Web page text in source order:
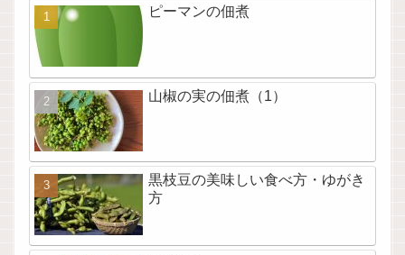
ピーマンの佃煮
山椒の実の佃煮（1）
黒枝豆の美味しい食べ方・ゆがき
方